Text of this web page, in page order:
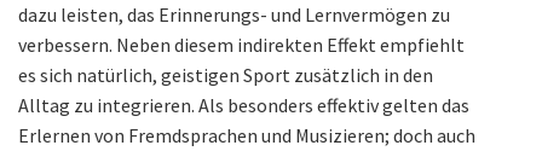
dazu leisten, das Erinnerungs- und Lernvermögen zu
verbessern. Neben diesem indirekten Effekt empfiehlt
es sich natürlich, geistigen Sport zusätzlich in den
Alltag zu integrieren. Als besonders effektiv gelten das
Erlernen von Fremdsprachen und Musizieren; doch auch